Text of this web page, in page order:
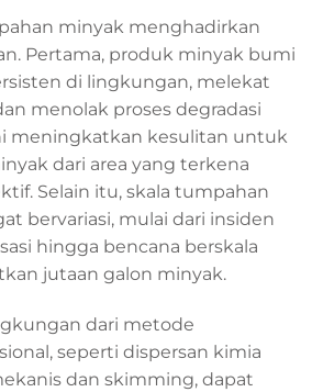
minyak menghadirkan
Pertama, produk minyak bumi
di lingkungan, melekat
menolak proses degradasi
meningkatkan kesulitan untuk
dari area yang terkena
Selain itu, skala tumpahan
bervariasi, mulai dari insiden
hingga bencana berskala
jutaan galon minyak.
dari metode
seperti dispersan kimia
dan skimming, dapat